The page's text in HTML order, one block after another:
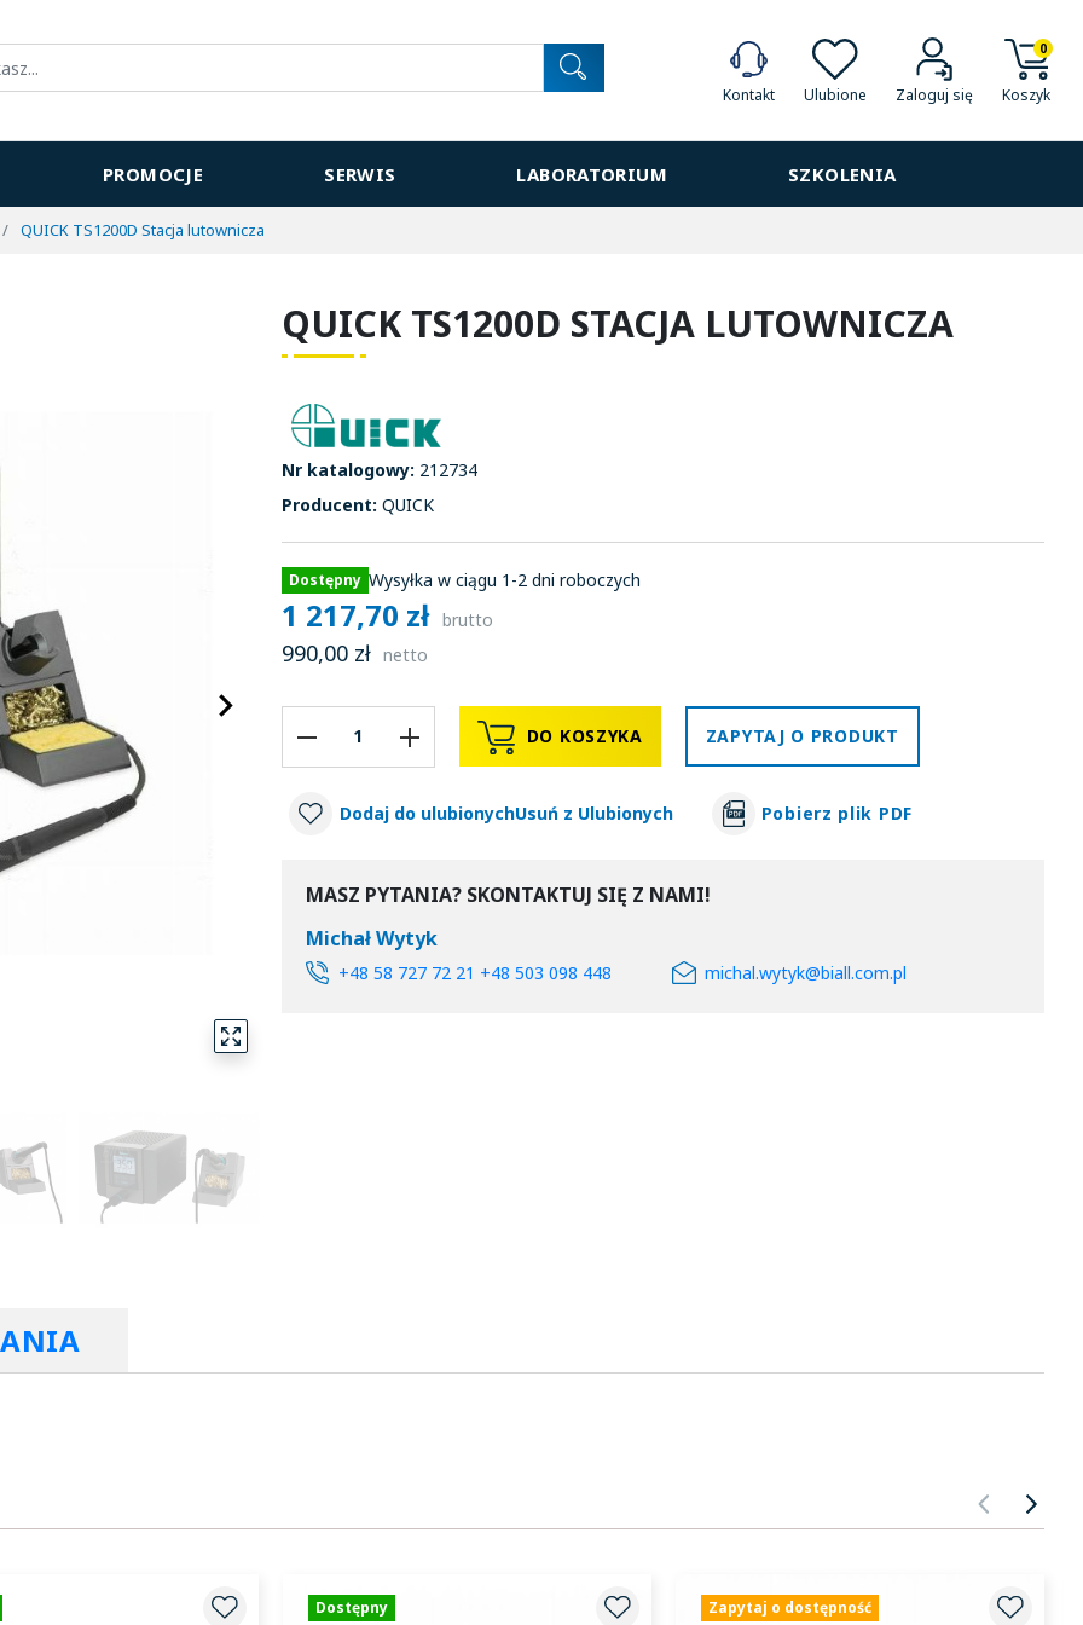
Kontakt Ulubione Zaloguj się Koszyk
0
PROMOCJE SERWIS LABORATORIUM SZKOLENIA
QUICK TS1200D Stacja lutownicza
Następny
keyboard_arrow_right
QUICK TS1200D STACJA LUTOWNICZA
Nr katalogowy: 212734
Producent: QUICK
Dostępny Wysyłka w ciągu 1-2 dni roboczych
1 217,70 zł brutto
990,00 zł netto
DO KOSZYKA ZAPYTAJ O PRODUKT
Dodaj do ulubionychUsuń z Ulubionych Pobierz plik PDF
MASZ PYTANIA? SKONTAKTUJ SIĘ Z NAMI!
Michał Wytyk
+48 58 727 72 21 +48 503 098 448 michal.wytyk@biall.com.pl
Dostępny Zapytaj o dostępność